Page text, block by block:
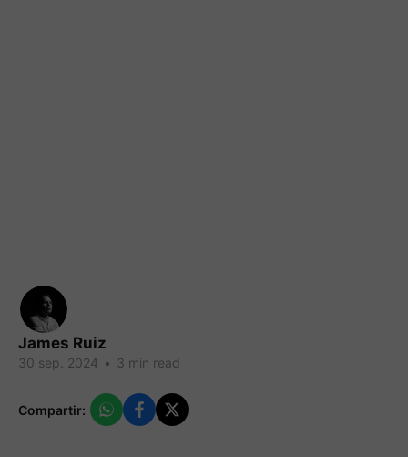
James Ruiz
30 sep. 2024 • 3 min read
Compartir: